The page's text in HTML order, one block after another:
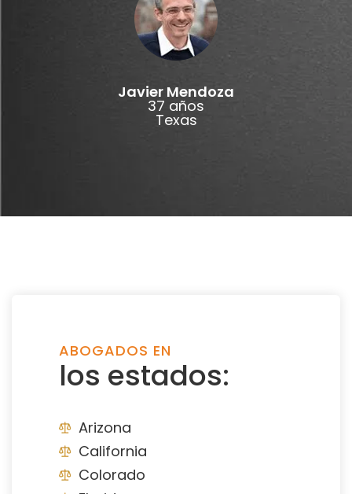
Javier Mendoza
37 años
Texas
ABOGADOS EN
los estados:
Arizona
California
Colorado